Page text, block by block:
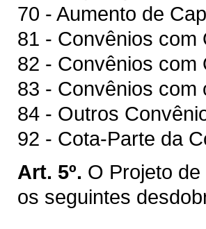
70 - Aumento de
81 - Convênios com
82 - Convênios com
83 - Convênios com
84 - Outros
92 - Cota-Parte da
Art. 5º. O Projeto
os seguintes